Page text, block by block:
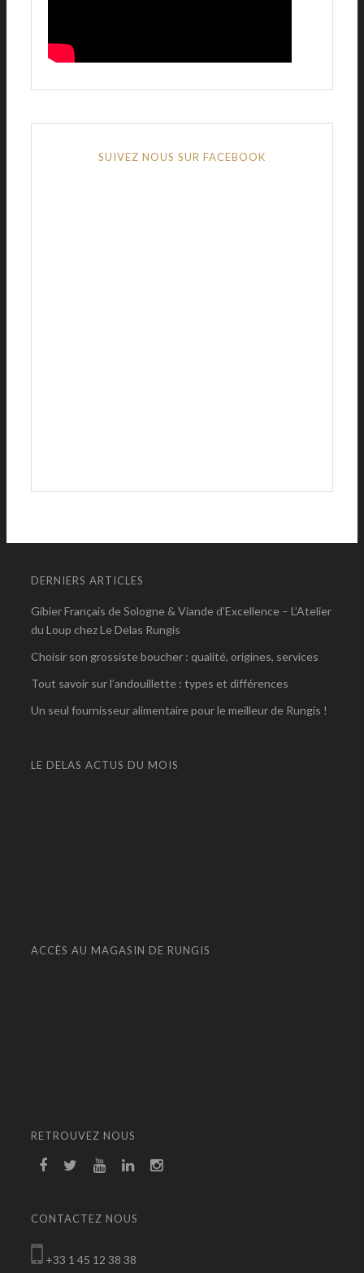
SUIVEZ NOUS SUR FACEBOOK
DERNIERS ARTICLES
Gibier Français de Sologne & Viande d’Excellence – L’Atelier
du Loup chez Le Delas Rungis
Choisir son grossiste boucher : qualité, origines, services
Tout savoir sur l’andouillette : types et différences
Un seul fournisseur alimentaire pour le meilleur de Rungis !
LE DELAS ACTUS DU MOIS
ACCÈS AU MAGASIN DE RUNGIS
RETROUVEZ NOUS
CONTACTEZ NOUS
+33 1 45 12 38 38